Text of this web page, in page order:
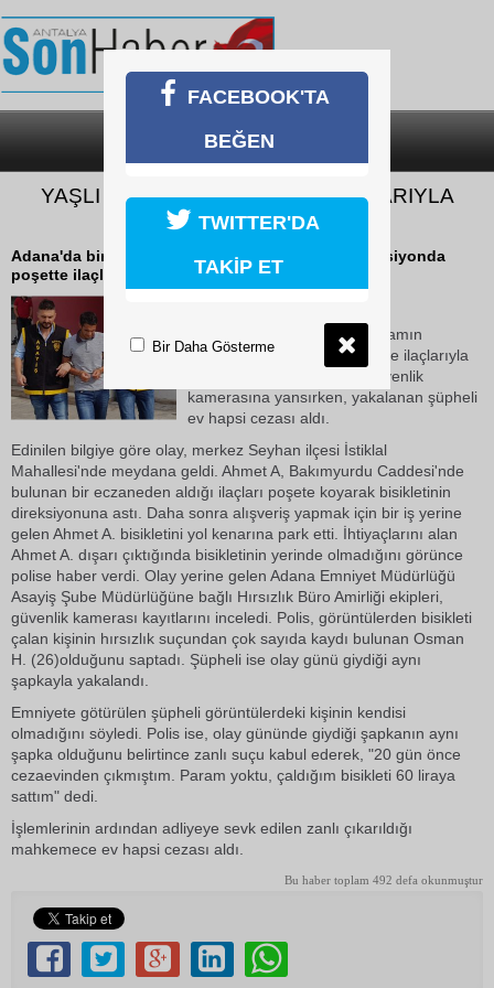
SON DAKİKA
YAŞLI ADAMIN BİSİKLETİNİ İLAÇLARIYLA
BİRLİKTE ÇALDI
Adana'da bir kişi, yaşlı bir adamın bisikletini direksiyonda
poşette ilaçlarıyla birlikte çaldı.
Adana'da bir kişi, yaşlı bir adamın
bisikletini direksiyonda poşette ilaçlarıyla
birlikte çaldı. Hırsızlık anı güvenlik
kamerasına yansırken, yakalanan şüpheli
ev hapsi cezası aldı.
Edinilen bilgiye göre olay, merkez Seyhan ilçesi İstiklal
Mahallesi'nde meydana geldi. Ahmet A, Bakımyurdu Caddesi'nde
bulunan bir eczaneden aldığı ilaçları poşete koyarak bisikletinin
direksiyonuna astı. Daha sonra alışveriş yapmak için bir iş yerine
gelen Ahmet A. bisikletini yol kenarına park etti. İhtiyaçlarını alan
Ahmet A. dışarı çıktığında bisikletinin yerinde olmadığını görünce
polise haber verdi. Olay yerine gelen Adana Emniyet Müdürlüğü
Asayiş Şube Müdürlüğüne bağlı Hırsızlık Büro Amirliği ekipleri,
güvenlik kamerası kayıtlarını inceledi. Polis, görüntülerden bisikleti
çalan kişinin hırsızlık suçundan çok sayıda kaydı bulunan Osman
H. (26)olduğunu saptadı. Şüpheli ise olay günü giydiği aynı
şapkayla yakalandı.
Emniyete götürülen şüpheli görüntülerdeki kişinin kendisi
olmadığını söyledi. Polis ise, olay gününde giydiği şapkanın aynı
şapka olduğunu belirtince zanlı suçu kabul ederek, "20 gün önce
cezaevinden çıkmıştım. Param yoktu, çaldığım bisikleti 60 liraya
sattım" dedi.
İşlemlerinin ardından adliyeye sevk edilen zanlı çıkarıldığı
mahkemece ev hapsi cezası aldı.
Bu haber toplam 492 defa okunmuştur
FACEBOOK'TA
BEĞEN
TWITTER'DA
TAKİP ET
Bir Daha Gösterme